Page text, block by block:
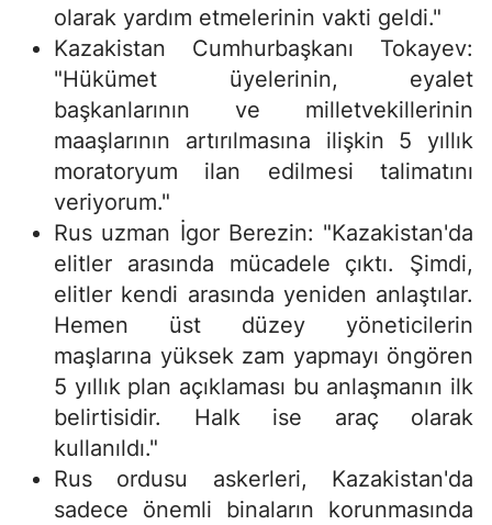
olarak yardım etmelerinin vakti geldi."
Kazakistan Cumhurbaşkanı Tokayev:
"Hükümet üyelerinin, eyalet
başkanlarının ve milletvekillerinin
maaşlarının artırılmasına ilişkin 5 yıllık
moratoryum ilan edilmesi talimatını
veriyorum."
Rus uzman İgor Berezin: "Kazakistan'da
elitler arasında mücadele çıktı. Şimdi,
elitler kendi arasında yeniden anlaştılar.
Hemen üst düzey yöneticilerin
maşlarına yüksek zam yapmayı öngören
5 yıllık plan açıklaması bu anlaşmanın ilk
belirtisidir. Halk ise araç olarak
kullanıldı."
Rus ordusu askerleri, Kazakistan'da
sadece önemli binaların korunmasında